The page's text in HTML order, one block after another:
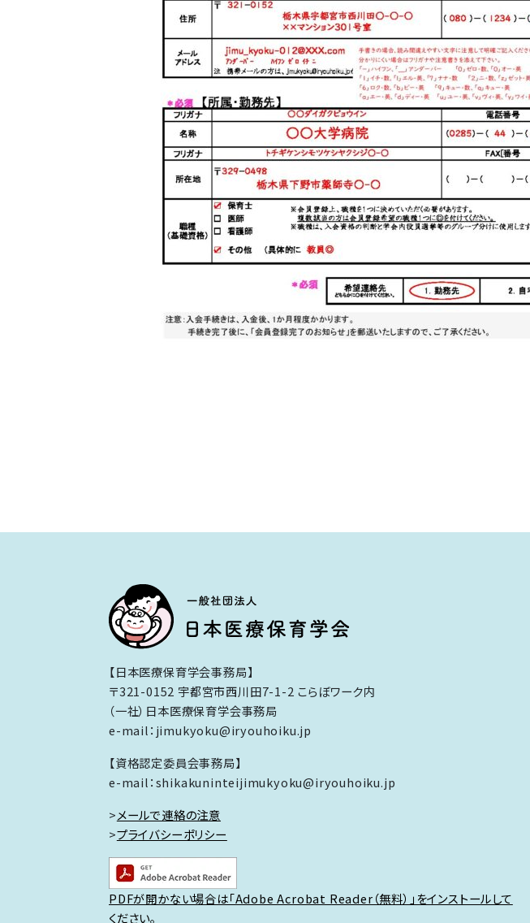
【日本医療保育学会事務局】
〒321-0152 宇都宮市西川田7-1-2 こらぼワーク内
（一社）日本医療保育学会事務局
e-mail：jimukyoku@iryouhoiku.jp
【資格認定委員会事務局】
e-mail：shikakuninteijimukyoku@iryouhoiku.jp
>メールで連絡の注意
>プライバシーポリシー
PDFが開かない場合は「Adobe Acrobat Reader（無料）」をインストールして
ください。